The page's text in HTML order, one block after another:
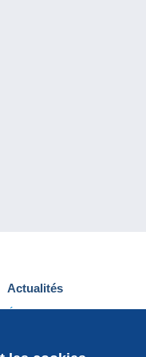
Actualités
Événements Delcampe